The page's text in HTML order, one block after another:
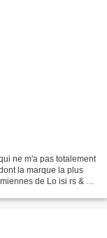
ne m'a pas totalement
la marque la plus
de Lo isi rs & C